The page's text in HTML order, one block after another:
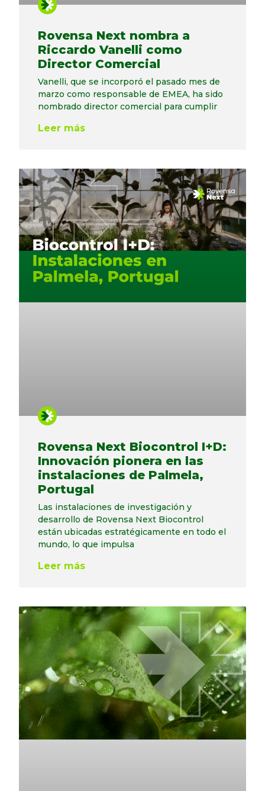
Rovensa Next nombra a
Riccardo Vanelli como
Director Comercial
Vanelli, que se incorporó el pasado mes de
marzo como responsable de EMEA, ha sido
nombrado director comercial para cumplir
Leer más
Rovensa Next Biocontrol I+D:
Innovación pionera en las
instalaciones de Palmela,
Portugal
Las instalaciones de investigación y
desarrollo de Rovensa Next Biocontrol
están ubicadas estratégicamente en todo el
mundo, lo que impulsa
Leer más